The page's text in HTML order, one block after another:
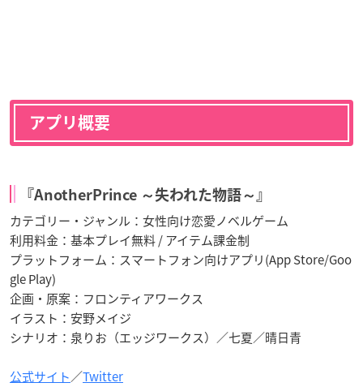
アプリ概要
『AnotherPrince ～失われた物語～』
カテゴリー・ジャンル：女性向け恋愛ノベルゲーム
利用料金：基本プレイ無料 / アイテム課金制
プラットフォーム：スマートフォン向けアプリ(App Store/Goo
gle Play)
企画・原案：フロンティアワークス
イラスト：安野メイジ
シナリオ：泉りお（エッジワークス）／七夏／晴日青
公式サイト／Twitter